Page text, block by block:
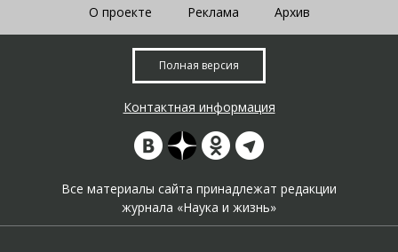
О проекте Реклама Архив
Полная версия
Контактная информация
Все материалы сайта принадлежат редакции
журнала «Наука и жизнь»